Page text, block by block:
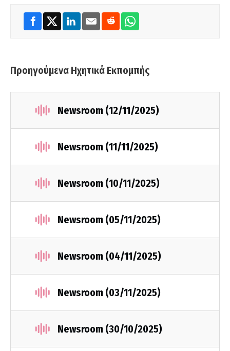
Προηγούμενα Ηχητικά Εκπομπής
Newsroom (12/11/2025)
Newsroom (11/11/2025)
Newsroom (10/11/2025)
Newsroom (05/11/2025)
Newsroom (04/11/2025)
Newsroom (03/11/2025)
Newsroom (30/10/2025)